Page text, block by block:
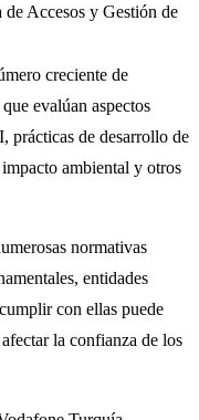
Accesos y Gestión de
creciente de
evalúan aspectos
prácticas de desarrollo de
ambiental y otros
normativas
entidades
con ellas puede
la confianza de los